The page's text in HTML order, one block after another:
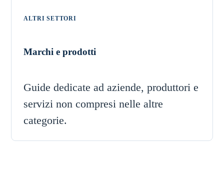
ALTRI SETTORI
Marchi e prodotti
Guide dedicate ad aziende, produttori e
servizi non compresi nelle altre
categorie.